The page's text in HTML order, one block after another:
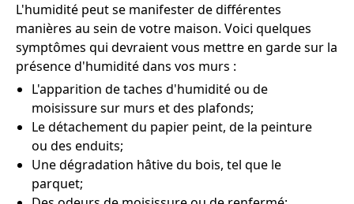
L'humidité peut se manifester de différentes
manières au sein de votre maison. Voici quelques
symptômes qui devraient vous mettre en garde sur la
présence d'humidité dans vos murs :
L'apparition de taches d'humidité ou de
moisissure sur murs et des plafonds;
Le détachement du papier peint, de la peinture
ou des enduits;
Une dégradation hâtive du bois, tel que le
parquet;